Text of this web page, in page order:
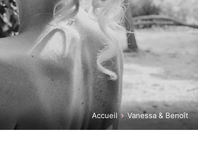
Accueil Vanessa & Benoît